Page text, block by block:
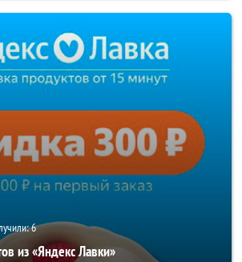
6
из «Яндекс Лавки»